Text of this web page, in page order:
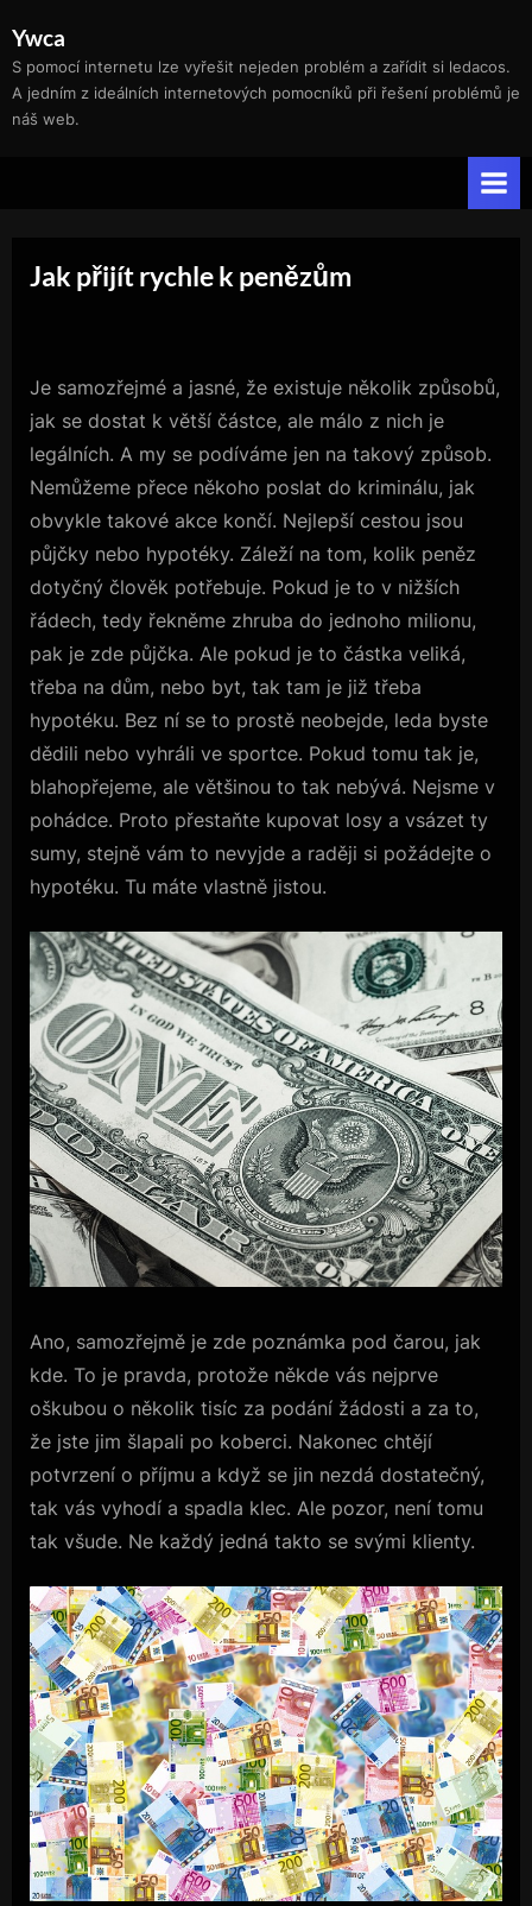
content
Ywca
S pomocí internetu lze vyřešit nejeden problém a zařídit si ledacos.
A jedním z ideálních internetových pomocníků při řešení problémů je
náš web.
Jak přijít rychle k penězům
Je samozřejmé a jasné, že existuje několik způsobů,
jak se dostat k větší částce, ale málo z nich je
legálních. A my se podíváme jen na takový způsob.
Nemůžeme přece někoho poslat do kriminálu, jak
obvykle takové akce končí. Nejlepší cestou jsou
půjčky nebo hypotéky. Záleží na tom, kolik peněz
dotyčný člověk potřebuje. Pokud je to v nižších
řádech, tedy řekněme zhruba do jednoho milionu,
pak je zde půjčka. Ale pokud je to částka veliká,
třeba na dům, nebo byt, tak tam je již třeba
hypotéku. Bez ní se to prostě neobejde, leda byste
dědili nebo vyhráli ve sportce. Pokud tomu tak je,
blahopřejeme, ale většinou to tak nebývá. Nejsme v
pohádce. Proto přestaňte kupovat losy a vsázet ty
sumy, stejně vám to nevyjde a raději si požádejte o
hypotéku. Tu máte vlastně jistou.
Ano, samozřejmě je zde poznámka pod čarou, jak
kde. To je pravda, protože někde vás nejprve
oškubou o několik tisíc za podání žádosti a za to,
že jste jim šlapali po koberci. Nakonec chtějí
potvrzení o příjmu a když se jin nezdá dostatečný,
tak vás vyhodí a spadla klec. Ale pozor, není tomu
tak všude. Ne každý jedná takto se svými klienty.